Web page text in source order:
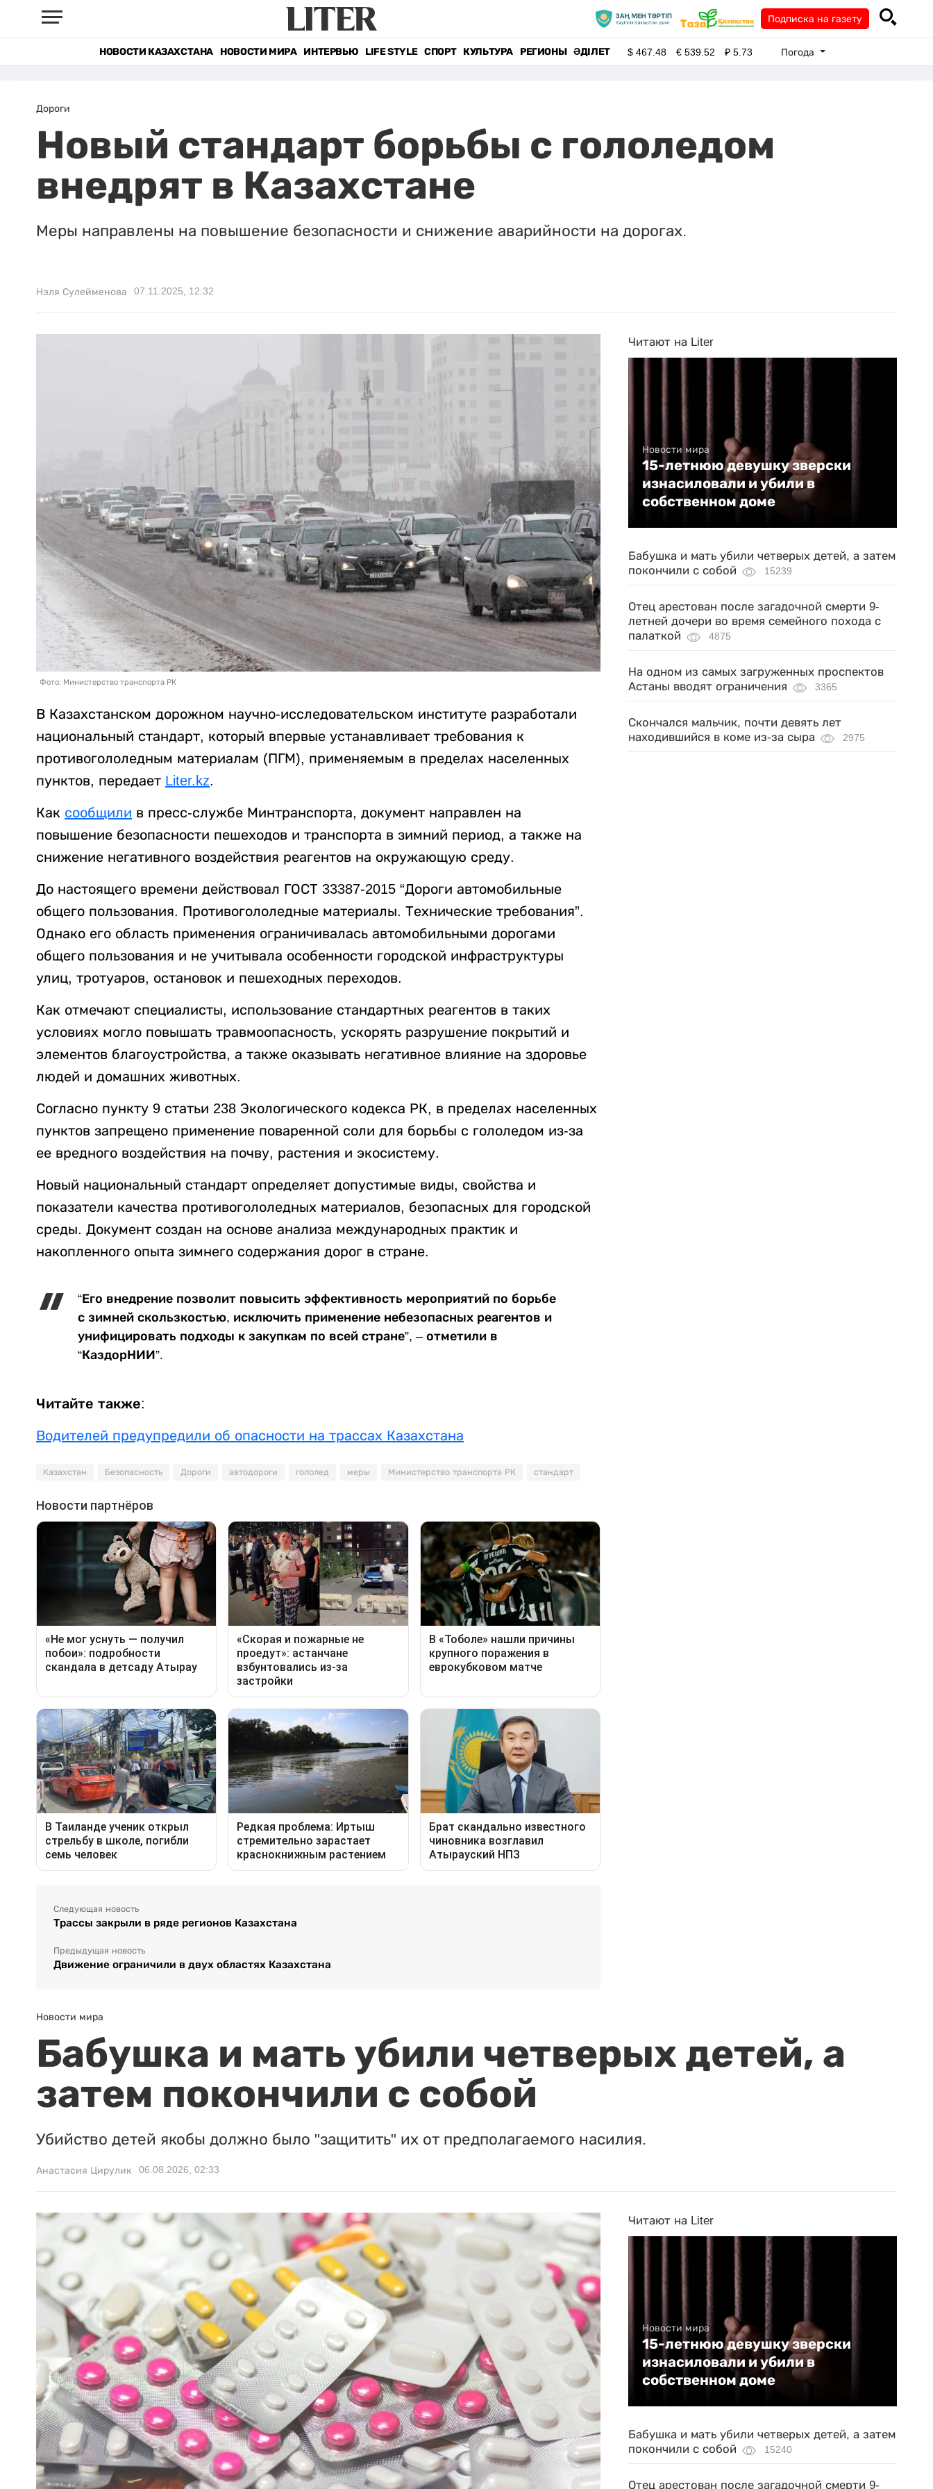
Подписка на газету
НОВОСТИ КАЗАХСТАНА НОВОСТИ МИРА ИНТЕРВЬЮ LIFE STYLE СПОРТ КУЛЬТУРА РЕГИОНЫ ӘДІЛЕТ $467.48 €539.52 ₽5.73 Погода
Дороги
Новый стандарт борьбы с гололедом
внедрят в Казахстане
Меры направлены на повышение безопасности и снижение аварийности на дорогах.
Нэля Сулейменова 07.11.2025, 12:32
Фото: Министерство транспорта РК
В Казахстанском дорожном научно-исследовательском институте разработали
национальный стандарт, который впервые устанавливает требования к
противогололедным материалам (ПГМ), применяемым в пределах населенных
пунктов, передает Liter.kz.
Как сообщили в пресс-службе Минтранспорта, документ направлен на
повышение безопасности пешеходов и транспорта в зимний период, а также на
снижение негативного воздействия реагентов на окружающую среду.
До настоящего времени действовал ГОСТ 33387-2015 “Дороги автомобильные
общего пользования. Противогололедные материалы. Технические требования”.
Однако его область применения ограничивалась автомобильными дорогами
общего пользования и не учитывала особенности городской инфраструктуры
улиц, тротуаров, остановок и пешеходных переходов.
Как отмечают специалисты, использование стандартных реагентов в таких
условиях могло повышать травмоопасность, ускорять разрушение покрытий и
элементов благоустройства, а также оказывать негативное влияние на здоровье
людей и домашних животных.
Согласно пункту 9 статьи 238 Экологического кодекса РК, в пределах населенных
пунктов запрещено применение поваренной соли для борьбы с гололедом из-за
ее вредного воздействия на почву, растения и экосистему.
Новый национальный стандарт определяет допустимые виды, свойства и
показатели качества противогололедных материалов, безопасных для городской
среды. Документ создан на основе анализа международных практик и
накопленного опыта зимнего содержания дорог в стране.
“Его внедрение позволит повысить эффективность мероприятий по борьбе
с зимней скользкостью, исключить применение небезопасных реагентов и
унифицировать подходы к закупкам по всей стране”, – отметили в
“КаздорНИИ”.
Читайте также:
Водителей предупредили об опасности на трассах Казахстана
Казахстан Безопасность Дороги автодороги гололед меры Министерство транспорта РК стандарт
Следующая новость
Трассы закрыли в ряде регионов Казахстана
Предыдущая новость
Движение ограничили в двух областях Казахстана
Читают на Liter
Новости мира
15-летнюю девушку зверски
изнасиловали и убили в
собственном доме
Бабушка и мать убили четверых детей, а затем
покончили с собой
15239
Отец арестован после загадочной смерти 9-
летней дочери во время семейного похода с
палаткой
4875
На одном из самых загруженных проспектов
Астаны вводят ограничения
3365
Скончался мальчик, почти девять лет
находившийся в коме из-за сыра
2975
Новости мира
Бабушка и мать убили четверых детей, а
затем покончили с собой
Убийство детей якобы должно было "защитить" их от предполагаемого насилия.
Анастасия Цирулик 06.08.2026, 02:33
Читают на Liter
Новости мира
15-летнюю девушку зверски
изнасиловали и убили в
собственном доме
Бабушка и мать убили четверых детей, а затем
покончили с собой
15240
Отец арестован после загадочной смерти 9-